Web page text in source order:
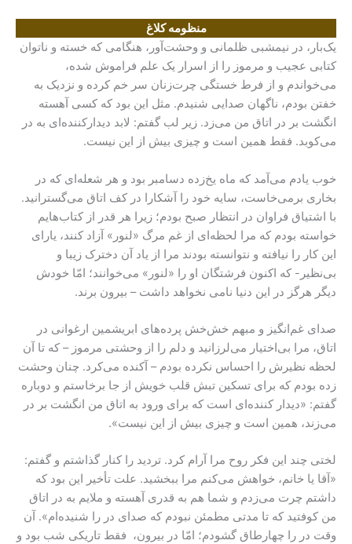
منظومه‌ کلاغ
یک‌بار، در نیمشبی ظلمانی و وحشت‌آور، هنگامی که خسته و ناتوان
کتابی عجیب و مرموز را از اسرار یک علم فراموش شده،
می‌خواندم و از فرط خستگی چرت‌زنان سر خم کرده و نزدیک به
خفتن بودم، ناگهان صدایی شنیدم. مثل این بود که کسی آهسته
انگشت بر در اتاق من می‌زد. زیر لب گفتم: لابد دیدارکننده‌ای به در
می‌کوبد. فقط همین است و چیزی بیش از این نیست.
خوب یادم می‌آمد که ماه یخ‌زده‌ دسامبر بود و هر شعله‌ای که در
بخاری برمی‌خاست، سایه‌ خود را آشکارا در کف اتاق می‌گسترانید.
با اشتیاق فراوان در انتظار صبح بودم؛ زیرا هر قدر از کتاب‌هایم
خواسته بودم که مرا لحظه‌ای از غم مرگ «لنور» آزاد کنند، یارای
این کار را نیافته و نتوانسته بودند مرا از یاد آن دخترک زیبا و
بی‌نظیر- که اکنون فرشتگان او را «لنور» می‌خوانند؛ امّا خودش
دیگر هرگز در این دنیا نامی نخواهد داشت – بیرون برند.
صدای غم‌انگیز و مبهم خش‌خش پرده‌های ابریشمین ارغوانی در
اتاق، مرا بی‌اختیار می‌لرزانید و دلم را از وحشتی مرموز – که تا آن
لحظه نظیرش را احساس نکرده بودم – آکنده می‌کرد. چنان وحشت
زده بودم که برای تسکین تبش قلب خویش از جا برخاستم و دوباره
گفتم: «دیدار کننده‌ای است که برای ورود به اتاق من انگشت بر در
می‌زند، همین است و چیزی بیش از این نیست».
لختی چند این فکر روح مرا آرام کرد. تردید را کنار گذاشتم و گفتم:
«آقا یا خانم، خواهش می‌کنم مرا ببخشید. علت تأخیر این بود که
داشتم چرت می‌زدم و شما هم به قدری آهسته و ملایم به در اتاق
من کوفتید که تا مدتی مطمئن نبودم که صدای در را شنیده‌ام». آن‌
وقت در را چهارطاق گشودم؛ امّا در بیرون، فقط تاریکی شب بود و